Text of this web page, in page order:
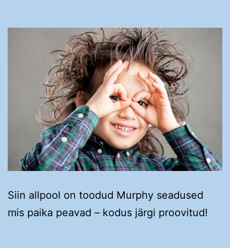
Siin allpool on toodud Murphy seadused
mis paika peavad – kodus järgi proovitud!